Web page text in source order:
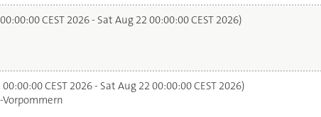
CEST 2026 - Sat Aug 22 00:00:00 CEST 2026)
CEST 2026 - Sat Aug 22 00:00:00 CEST 2026)